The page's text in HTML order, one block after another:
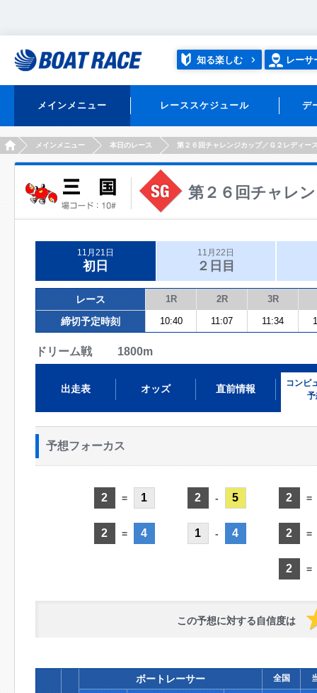
知る楽しむ レーサ
メインメニュー レーススケジュール デ
HOMEメインメニュー 本日のレース 第２６回チャレンジカップ／Ｇ２レディー
第２６回チャレ
11月21日
初日
11月22日
２日目
レース 1R 2R 3R
締切予定時刻 10:40 11:07 11:34
ドリーム戦 1800m
出走表 オッズ 直前情報
コンピ
予
予想フォーカス
2 = 1
2 = 4
2 - 5
1 - 4
2 =
2 =
2 =
この予想に対する自信度は
ボートレーサー 全国